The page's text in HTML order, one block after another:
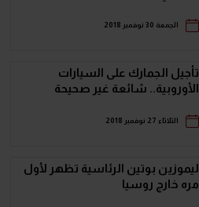
الجمعة 30 نوفمبر 2018
تأجيل الجمارك على السيارات
الأوروبية.. شائعة غير صحيحة
الثلاثاء 27 نوفمبر 2018
ليموزين بوتين الرئاسية تظهر لأول
مره خارج روسيا